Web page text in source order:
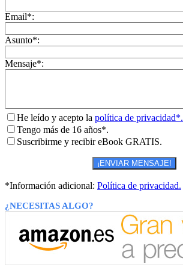
Email*:
Asunto*:
Mensaje*:
He leído y acepto la política de privacidad*.
Tengo más de 16 años*.
Suscribirme y recibir eBook GRATIS.
*Información adicional: Política de privacidad.
¿NECESITAS ALGO?